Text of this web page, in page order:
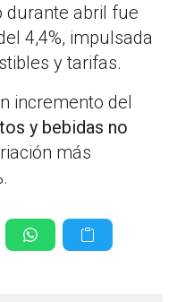
durante abril fue
4,4%, impulsada
y tarifas.
incremento del
y bebidas no
más